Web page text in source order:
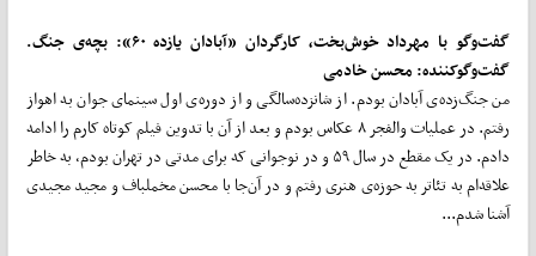
گفت‌وگو با مهرداد خوش‌بخت، کارگردان «آبادان یازده ۶۰»: بچه‌ی جنگ.
گفت‌وگوکننده: محسن خادمی
من جنگ‌زده‌ی آبادان بودم. از شانزده‌سالگی و از دوره‌ی اول سینمای جوان به اهواز
رفتم. در عملیات والفجر ۸ عکاس بودم و بعد از آن با تدوین فیلم کوتاه کارم را ادامه
دادم. در یک مقطع در سال ۵۹ و در نوجوانی که برای مدتی در تهران بودم، به خاطر
علاقه‌ام به تئاتر به حوزه‌ی هنری رفتم و در آن‌جا با محسن مخملباف و مجید مجیدی
آشنا شدم...